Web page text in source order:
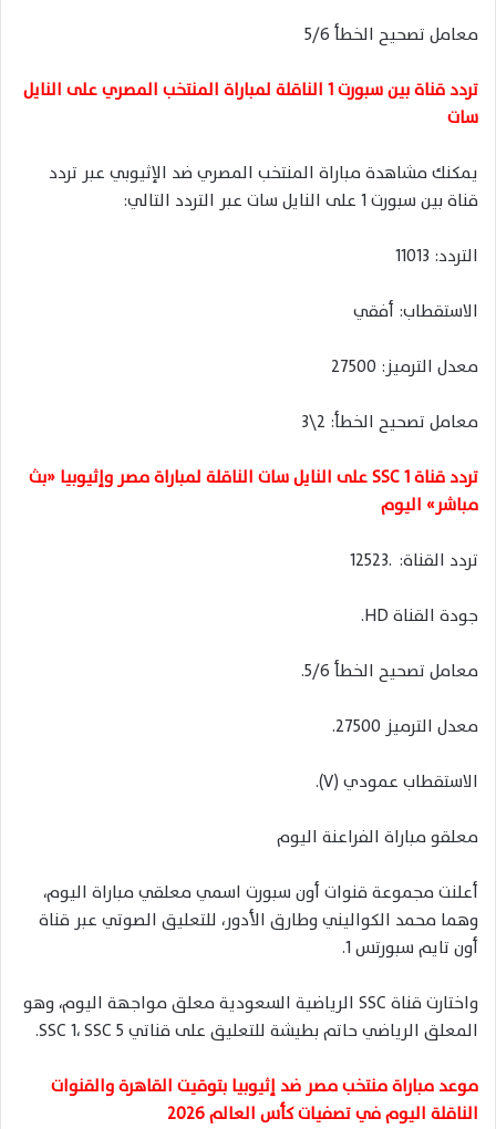
معامل تصحيح الخطأ 5/6
تردد قناة بين سبورت 1 الناقلة لمباراة المنتخب المصري على النايل
سات
يمكنك مشاهدة مباراة المنتخب المصري ضد الإثيوبي عبر تردد
قناة بين سبورت 1 على النايل سات عبر التردد التالي:
التردد: 11013
الاستقطاب: أفقي
معدل الترميز: 27500
معامل تصحيح الخطأ: 2\3
تردد قناة SSC 1 على النايل سات الناقلة لمباراة مصر وإثيوبيا «بث
مباشر» اليوم
تردد القناة: 125‪23.
جودة القناة HD.
معامل تصحيح الخطأ 5/6.
معدل الترميز 27500.
الاستقطاب عمودي (V).
معلقو مباراة الفراعنة اليوم
أعلنت مجموعة قنوات أون سبورت اسمي معلقي مباراة اليوم،
وهما محمد الكواليني وطارق الأدور، للتعليق الصوتي عبر قناة
أون تايم سبورتس 1.
واختارت قناة SSC الرياضية السعودية معلق مواجهة اليوم، وهو
المعلق الرياضي حاتم بطيشة للتعليق على قناتي SSC 1، SSC 5.
موعد مباراة منتخب مصر ضد إثيوبيا بتوقيت القاهرة والقنوات
الناقلة اليوم في تصفيات كأس العالم 2026